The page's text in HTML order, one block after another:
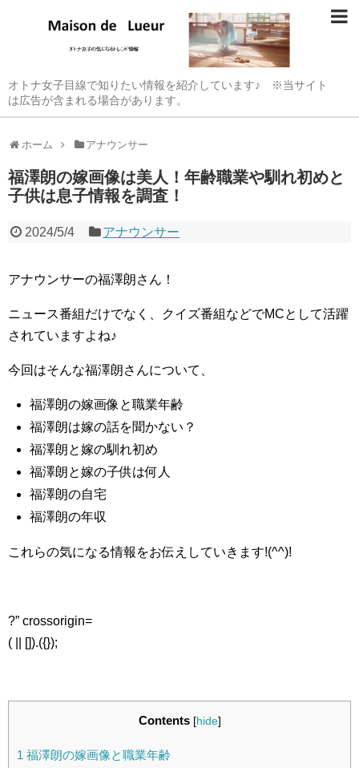
オトナ女子目線で知りたい情報を紹介しています♪ ※当サイト
は広告が含まれる場合があります。
ホーム アナウンサー
福澤朗の嫁画像は美人！年齢職業や馴れ初めと
子供は息子情報を調査！
2024/5/4 アナウンサー
アナウンサーの福澤朗さん！
ニュース番組だけでなく、クイズ番組などでMCとして活躍
されていますよね♪
今回はそんな福澤朗さんについて、
福澤朗の嫁画像と職業年齢
福澤朗は嫁の話を聞かない？
福澤朗と嫁の馴れ初め
福澤朗と嫁の子供は何人
福澤朗の自宅
福澤朗の年収
これらの気になる情報をお伝えしていきます!(^^)!
?” crossorigin=
( || []).({});
Contents [hide]
1 福澤朗の嫁画像と職業年齢